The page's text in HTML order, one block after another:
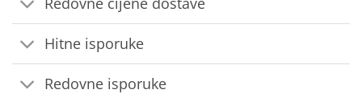
Hitne isporuke
Redovne isporuke